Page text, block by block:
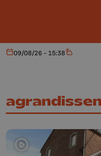
Aujourd'hui
09/08/26 - 15:38 Météo